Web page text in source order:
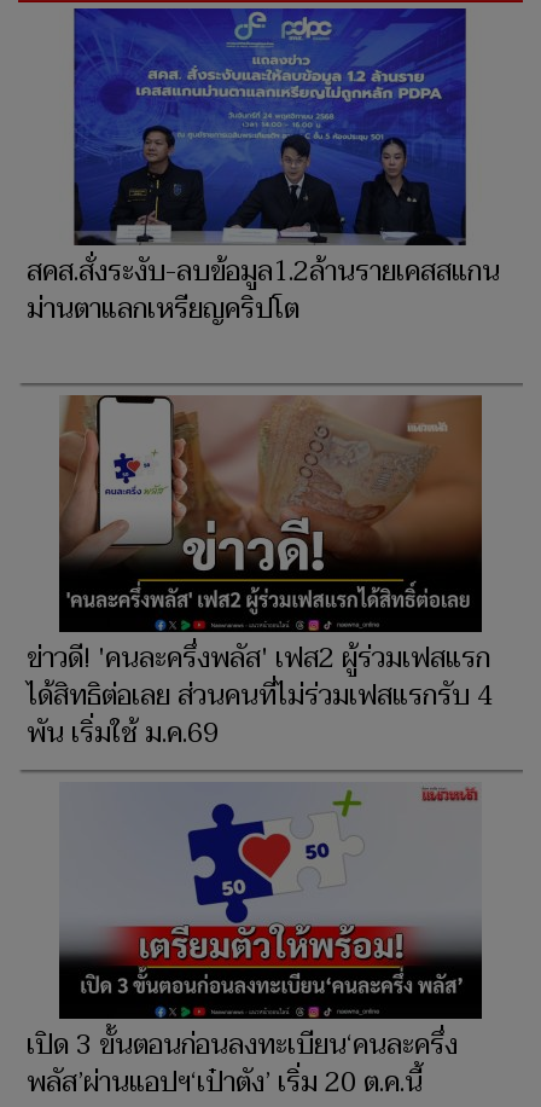
สคส.สั่งระงับ-ลบข้อมูล1.2ล้านรายเคสสแกน
ม่านตาแลกเหรียญคริปโต
ข่าวดี! 'คนละครึ่งพลัส' เฟส2 ผู้ร่วมเฟสแรก
ได้สิทธิต่อเลย ส่วนคนที่ไม่ร่วมเฟสแรกรับ 4
พัน เริ่มใช้ ม.ค.69
เปิด 3 ขั้นตอนก่อนลงทะเบียน‘คนละครึ่ง
พลัส’ผ่านแอปฯ‘เป๋าตัง’ เริ่ม 20 ต.ค.นี้